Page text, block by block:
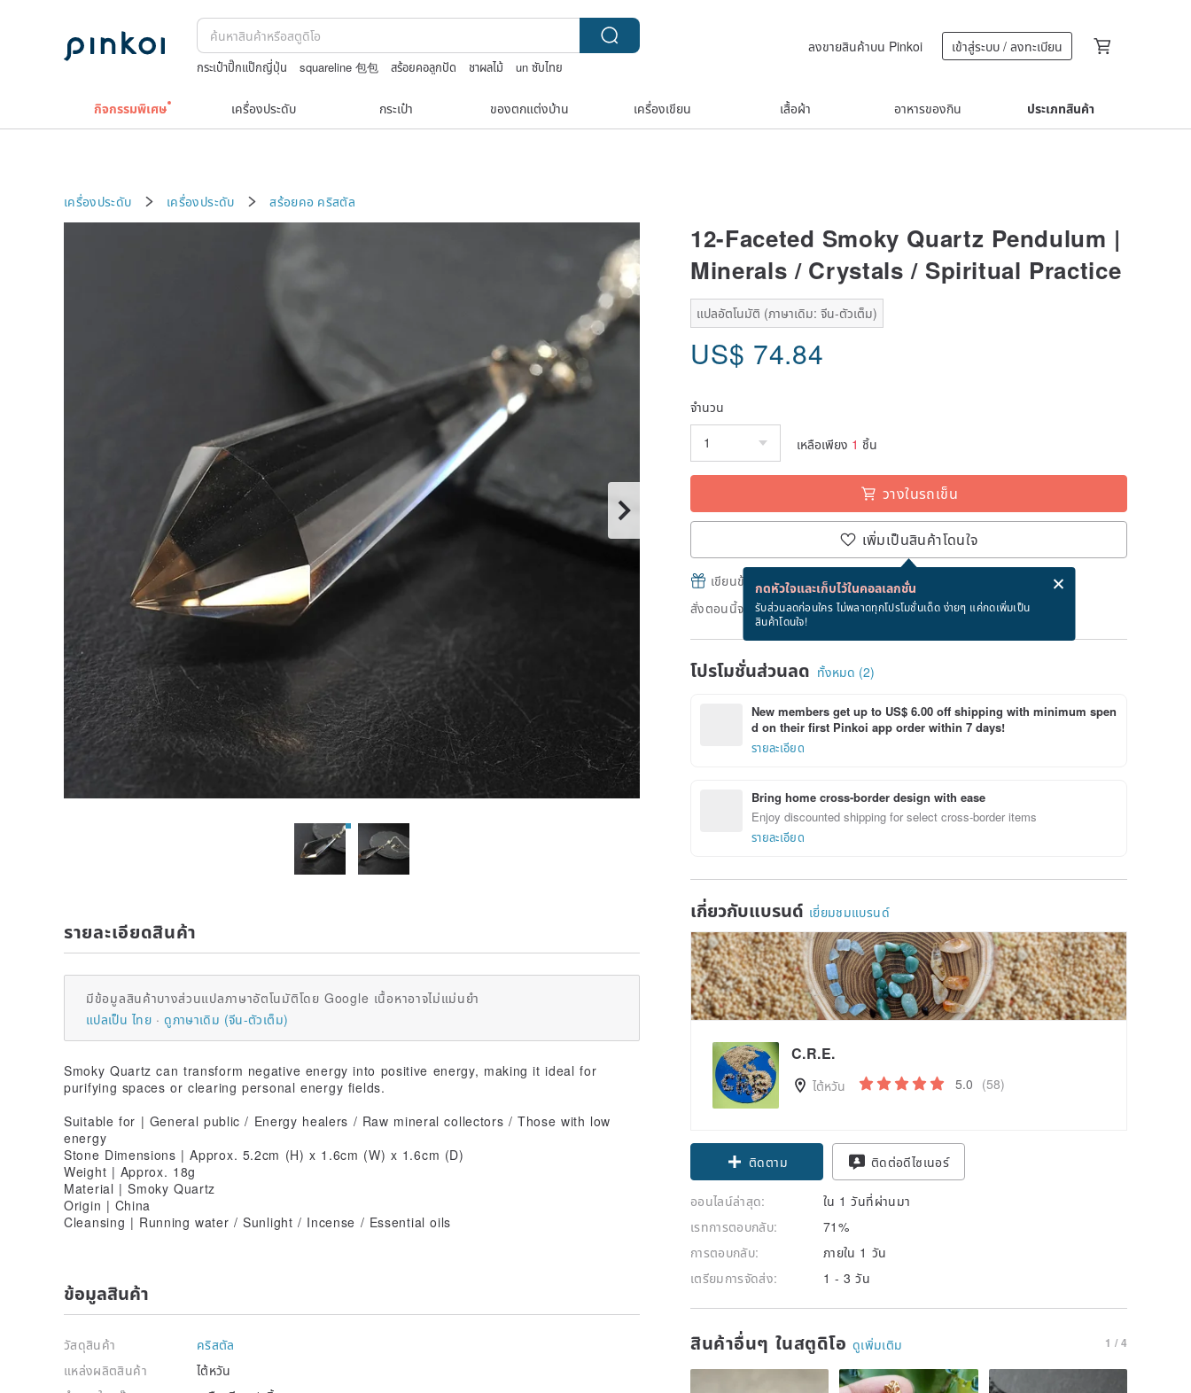
กระเป๋าปิ๊กแป๊กญี่ปุ่น squareline 包包 สร้อยคอลูกปัด ชาผลไม้
un ซับไทย
ลงขายสินค้าบน Pinkoi เข้าสู่ระบบ / ลงทะเบียน
กิจกรรมพิเศษ เครื่องประดับ กระเป๋า ของตกแต่งบ้าน เครื่องเขียน เสื้อผ้า อาหารของกิน ประเภทสินค้า
เครื่องประดับ เครื่องประดับ สร้อยคอ คริสตัล
12-Faceted Smoky Quartz Pendulum |
Minerals / Crystals / Spiritual Practice
แปลอัตโนมัติ (ภาษาเดิม: จีน-ตัวเต็ม)
US$ 74.84
จำนวน
เหลือเพียง 1 ชิ้น
วางในรถเข็น
เพิ่มเป็นสินค้าโดนใจ
กดหัวใจและเก็บไว้ในคอลเลกชั่น
รับส่วนลดก่อนใคร ไม่พลาดทุกโปรโมชั่นเด็ด ง่ายๆ แค่กดเพิ่มเป็น
สินค้าโดนใจ!
เขียนข้อความและส่ง eCard ฟรีเมื่อซื้อสินค้า!
สั่งตอนนี้จะได้รับภายใน 8/19~8/27
โปรโมชั่นส่วนลด ทั้งหมด (2)
New members get up to US$ 6.00 off shipping with minimum spen
d on their first Pinkoi app order within 7 days!
รายละเอียด
Bring home cross-border design with ease
Enjoy discounted shipping for select cross-border items
รายละเอียด
เกี่ยวกับแบรนด์ เยี่ยมชมแบรนด์
C.R.E.
ไต้หวัน 5.0 (58)
ติดตาม ติดต่อดีไซเนอร์
ออนไลน์ล่าสุด:
ใน 1 วันที่ผ่านมา
เรทการตอบกลับ:
71%
การตอบกลับ:
ภายใน 1 วัน
เตรียมการจัดส่ง:
1 - 3 วัน
สินค้าอื่นๆ ในสตูดิโอ ดูเพิ่มเติม 1 / 4
รายละเอียดสินค้า
มีข้อมูลสินค้าบางส่วนแปลภาษาอัตโนมัติโดย Google เนื้อหาอาจไม่แม่นยำ
แปลเป็น ไทย
ดูภาษาเดิม (จีน-ตัวเต็ม)
Smoky Quartz can transform negative energy into positive energy, making it ideal for
purifying spaces or clearing personal energy fields.
Suitable for | General public / Energy healers / Raw mineral collectors / Those with low
energy
Stone Dimensions | Approx. 5.2cm (H) x 1.6cm (W) x 1.6cm (D)
Weight | Approx. 18g
Material | Smoky Quartz
Origin | China
Cleansing | Running water / Sunlight / Incense / Essential oils
ข้อมูลสินค้า
วัสดุสินค้า
คริสตัล
แหล่งผลิตสินค้า
ไต้หวัน